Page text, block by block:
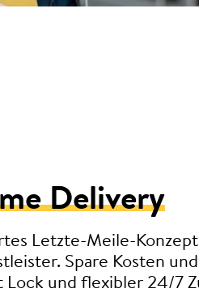
Delivery
Letzte-Meile-
Spare Kosten
Lock und flexibler 24/7